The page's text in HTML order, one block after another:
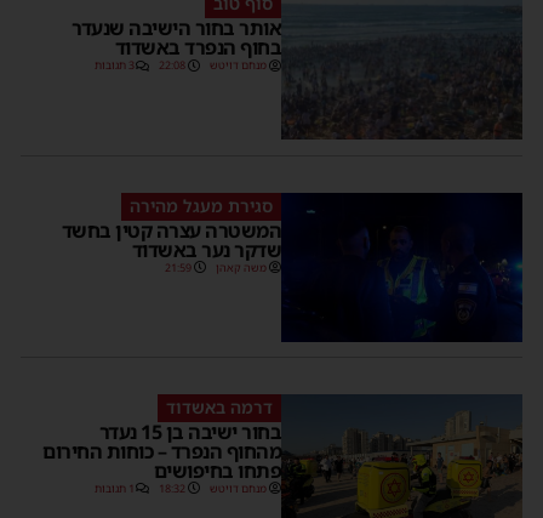
אותר בחור הישיבה שנעדר
בחוף הנפרד באשדוד
מנחם דויטש 22:08 3 תגובות
סגירת מעגל מהירה
המשטרה עצרה קטין בחשד
שדקר נער באשדוד
משה קאהן 21:59
דרמה באשדוד
בחור ישיבה בן 15 נעדר
מהחוף הנפרד – כוחות החירום
פתחו בחיפושים
מנחם דויטש 18:32 1 תגובות